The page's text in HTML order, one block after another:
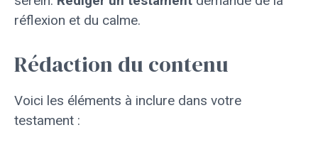
réflexion et du calme.
Rédaction du contenu
Voici les éléments à inclure dans votre
testament :